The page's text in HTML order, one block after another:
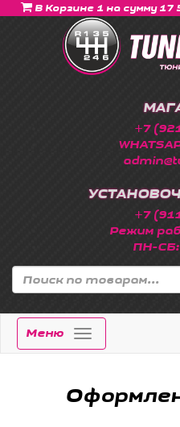
В Корзине 1 на сумму 17
+7
+7
Режим
ПН-СБ:
Меню